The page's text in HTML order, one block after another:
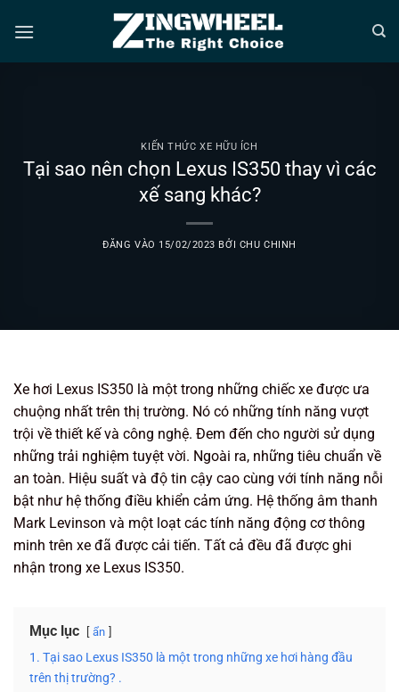
qua
KIẾN THỨC XE HỮU ÍCH
Tại sao nên chọn Lexus IS350 thay vì các
xế sang khác?
ĐĂNG VÀO 15/02/2023 BỞI CHU CHINH
Xe hơi Lexus IS350 là một trong những chiếc xe được ưa
chuộng nhất trên thị trường. Nó có những tính năng vượt
trội về thiết kế và công nghệ. Đem đến cho người sử dụng
những trải nghiệm tuyệt vời. Ngoài ra, những tiêu chuẩn về
an toàn. Hiệu suất và độ tin cậy cao cùng với tính năng nỗi
bật như hệ thống điều khiển cảm ứng. Hệ thống âm thanh
Mark Levinson và một loạt các tính năng động cơ thông
minh trên xe đã được cải tiến. Tất cả đều đã được ghi
nhận trong xe Lexus IS350.
Mục lục ẩn
1. Tại sao Lexus IS350 là một trong những xe hơi hàng đầu
trên thị trường? .